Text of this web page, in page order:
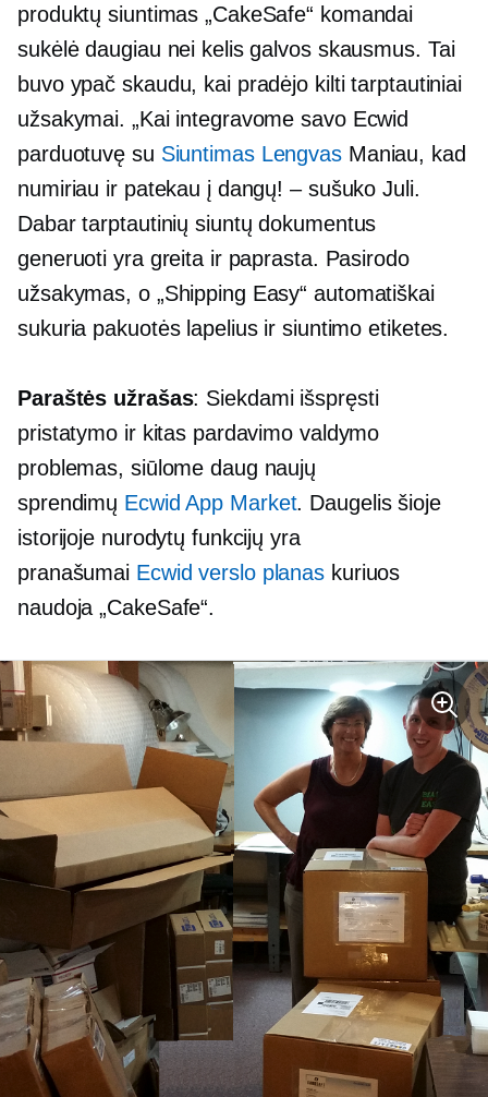
produktų siuntimas „CakeSafe“ komandai
sukėlė daugiau nei kelis galvos skausmus. Tai
buvo ypač skaudu, kai pradėjo kilti tarptautiniai
užsakymai. „Kai integravome savo Ecwid
parduotuvę su Siuntimas LengvasManiau, kad
numiriau ir patekau į dangų! – sušuko Juli.
Dabar tarptautinių siuntų dokumentus
generuoti yra greita ir paprasta. Pasirodo
užsakymas, o „Shipping Easy“ automatiškai
sukuria pakuotės lapelius ir siuntimo etiketes.
Paraštės užrašas: Siekdami išspręsti
pristatymo ir kitas pardavimo valdymo
problemas, siūlome daug naujų
sprendimų Ecwid App Market. Daugelis šioje
istorijoje nurodytų funkcijų yra
pranašumai Ecwid verslo planas kuriuos
naudoja „CakeSafe“.